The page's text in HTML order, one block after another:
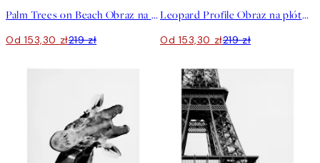
Palm Trees on Beach Obraz na płótnie
Od 153,30 zł219 zł
Leopard Profile Obraz na płótnie
Od 153,30 zł219 zł